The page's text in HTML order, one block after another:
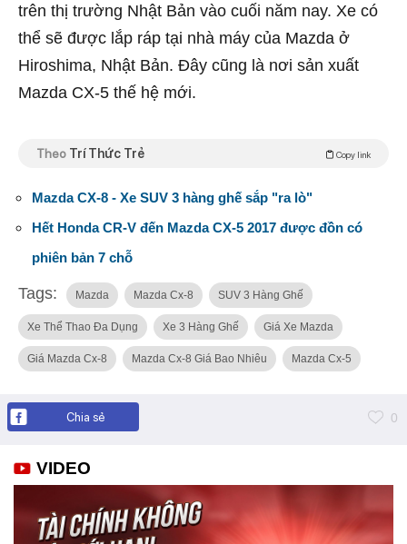
trên thị trường Nhật Bản vào cuối năm nay. Xe có
thể sẽ được lắp ráp tại nhà máy của Mazda ở
Hiroshima, Nhật Bản. Đây cũng là nơi sản xuất
Mazda CX-5 thế hệ mới.
Theo Trí Thức Trẻ Copy link
Mazda CX-8 - Xe SUV 3 hàng ghế sắp "ra lò"
Hết Honda CR-V đến Mazda CX-5 2017 được đồn có
phiên bản 7 chỗ
Tags: Mazda Mazda Cx-8 SUV 3 Hàng Ghế
Xe Thể Thao Đa Dụng Xe 3 Hàng Ghế Giá Xe Mazda
Giá Mazda Cx-8 Mazda Cx-8 Giá Bao Nhiêu Mazda Cx-5
Chia sẻ 0
VIDEO